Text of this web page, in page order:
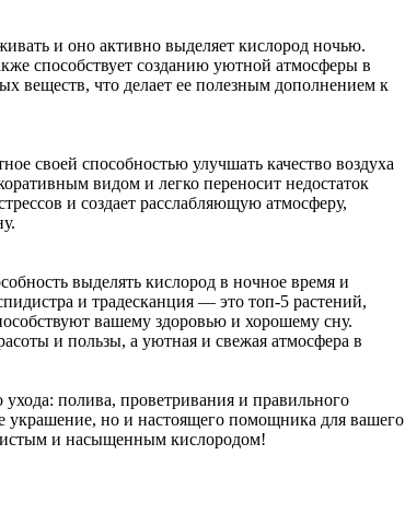
и оно активно выделяет кислород ночью.
способствует созданию уютной атмосферы в
веществ, что делает ее полезным дополнением к
своей способностью улучшать качество воздуха
видом и легко переносит недостаток
и создает расслабляющую атмосферу,
выделять кислород в ночное время и
и традесканция — это топ-5 растений,
вашему здоровью и хорошему сну.
и пользы, а уютная и свежая атмосфера в
полива, проветривания и правильного
украшение, но и настоящего помощника для вашего
и насыщенным кислородом!